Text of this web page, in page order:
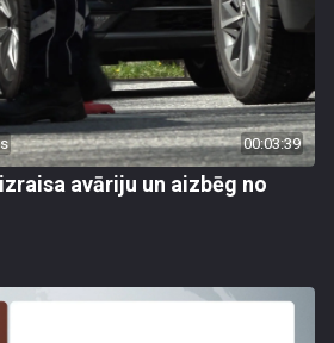
00:03:39
avāriju un aizbēg no